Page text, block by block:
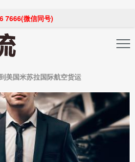
7666(微信同号)
美国米苏拉国际航空货运